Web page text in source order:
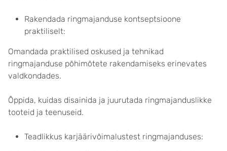
Rakendada ringmajanduse kontseptsioone
praktiliselt:
Omandada praktilised oskused ja tehnikad
ringmajanduse põhimõtete rakendamiseks erinevates
valdkondades.
Õppida, kuidas disainida ja juurutada ringmajanduslikke
tooteid ja teenuseid.
Teadlikkus karjäärivõimalustest ringmajanduses: